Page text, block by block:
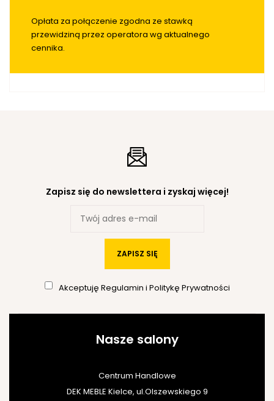
Opłata za połączenie zgodna ze stawką
przewidziną przez operatora wg aktualnego
cennika.
Zapisz się do newslettera i zyskaj więcej!
ZAPISZ SIĘ
Akceptuję Regulamin i Politykę Prywatności
Nasze salony
Centrum Handlowe
DEK MEBLE Kielce, ul.Olszewskiego 9